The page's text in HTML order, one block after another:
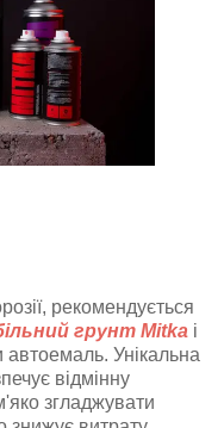
рекомендується
грунт Mitka і
автоемаль. Унікальна
відмінну
згладжувати